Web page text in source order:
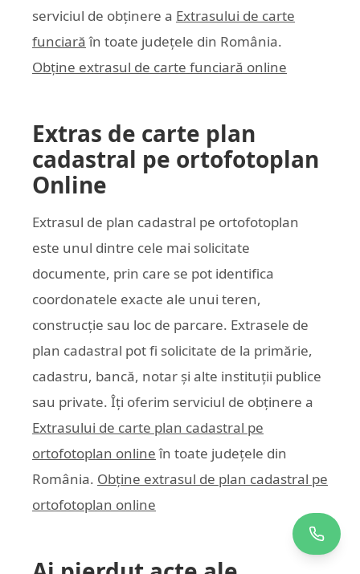
serviciul de obținere a Extrasului de carte
funciară în toate județele din România.
Obține extrasul de carte funciară online
Extras de carte plan
cadastral pe ortofotoplan
Online
Extrasul de plan cadastral pe ortofotoplan
este unul dintre cele mai solicitate
documente, prin care se pot identifica
coordonatele exacte ale unui teren,
construcție sau loc de parcare. Extrasele de
plan cadastral pot fi solicitate de la primărie,
cadastru, bancă, notar și alte instituții publice
sau private. Îți oferim serviciul de obținere a
Extrasului de carte plan cadastral pe
ortofotoplan online în toate județele din
România. Obține extrasul de plan cadastral pe
ortofotoplan online